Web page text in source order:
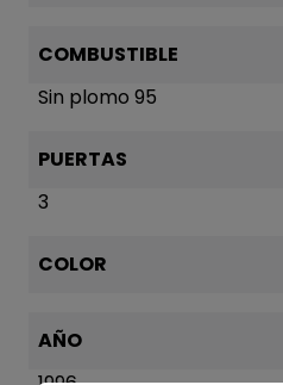
COMBUSTIBLE
Sin plomo 95
PUERTAS
3
COLOR
AÑO